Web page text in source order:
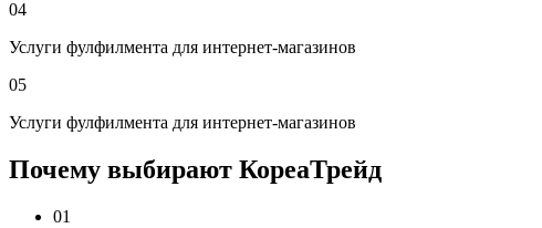
04
Услуги фулфилмента для интернет-магазинов
05
Услуги фулфилмента для интернет-магазинов
Почему выбирают КореаТрейд
01